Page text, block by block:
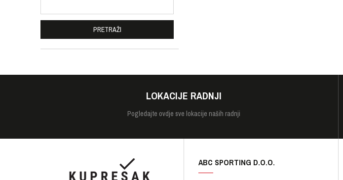
PRETRAŽI
LOKACIJE RADNJI
Pogledajte ovdje sve lokacije naših radnji
ABC SPORTING D.O.O.